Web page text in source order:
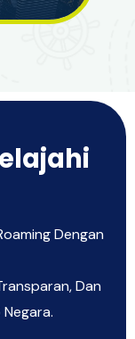
Dengan
Dan